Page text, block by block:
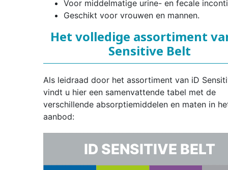
Voor middelmatige urine- en fecale
Geschikt voor vrouwen en mannen.
Het volledige assortiment
Sensitive Belt
Als leidraad door het assortiment van iD
vindt u hier een samenvattende tabel met de
verschillende absorptiemiddelen en maten in
aanbod:
ID SENSITIVE BELT